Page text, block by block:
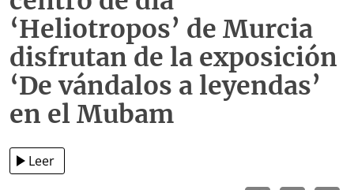
‘Heliotropos’ de Murcia
disfrutan de la exposición
‘De vándalos a leyendas’
en el Mubam
Leer